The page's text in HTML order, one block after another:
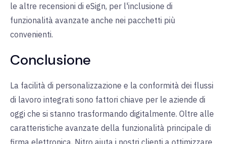
le altre recensioni di eSign, per l'inclusione di
funzionalità avanzate anche nei pacchetti più
convenienti.
Conclusione
La facilità di personalizzazione e la conformità dei flussi
di lavoro integrati sono fattori chiave per le aziende di
oggi che si stanno trasformando digitalmente. Oltre alle
caratteristiche avanzate della funzionalità principale di
firma elettronica, Nitro aiuta i nostri clienti a ottimizzare